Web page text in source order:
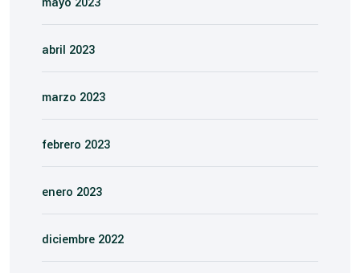
abril 2023
marzo 2023
febrero 2023
enero 2023
diciembre 2022